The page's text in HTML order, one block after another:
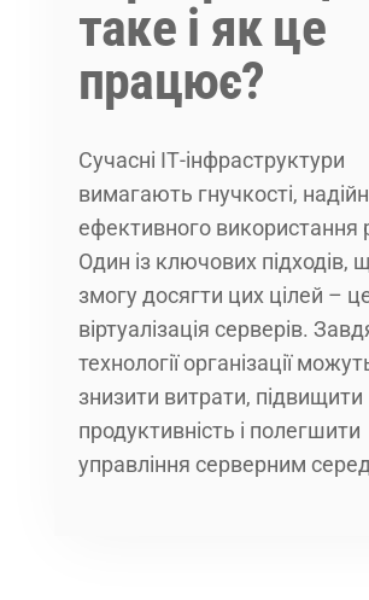
таке і як це
працює?
Сучасні ІТ-інфраструктури
вимагають гнучкості,
ефективного використання
Один із ключових підходів,
змогу досягти цих цілей –
віртуалізація серверів.
технології організації
знизити витрати, підвищити
продуктивність і полегшити
управління серверним